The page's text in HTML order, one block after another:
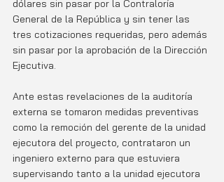
dólares sin pasar por la Contraloría
General de la República y sin tener las
tres cotizaciones requeridas, pero además
sin pasar por la aprobación de la Dirección
Ejecutiva.
Ante estas revelaciones de la auditoría
externa se tomaron medidas preventivas
como la remoción del gerente de la unidad
ejecutora del proyecto, contrataron un
ingeniero externo para que estuviera
supervisando tanto a la unidad ejecutora